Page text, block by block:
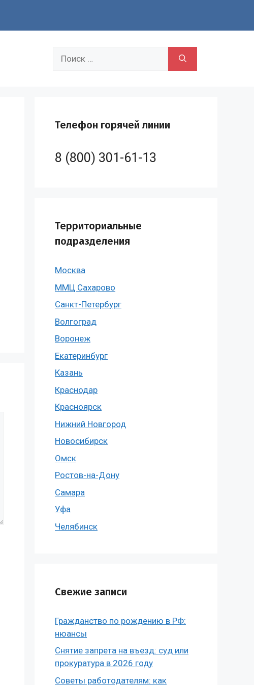
Телефон горячей линии
8 (800) 301-61-13
Территориальные
подразделения
Москва
ММЦ Сахарово
Санкт-Петербург
Волгоград
Воронеж
Екатеринбург
Казань
Краснодар
Красноярск
Нижний Новгород
Новосибирск
Омск
Ростов-на-Дону
Самара
Уфа
Челябинск
Свежие записи
Гражданство по рождению в РФ:
нюансы
Снятие запрета на въезд: суд или
прокуратура в 2026 году
Советы работодателям: как